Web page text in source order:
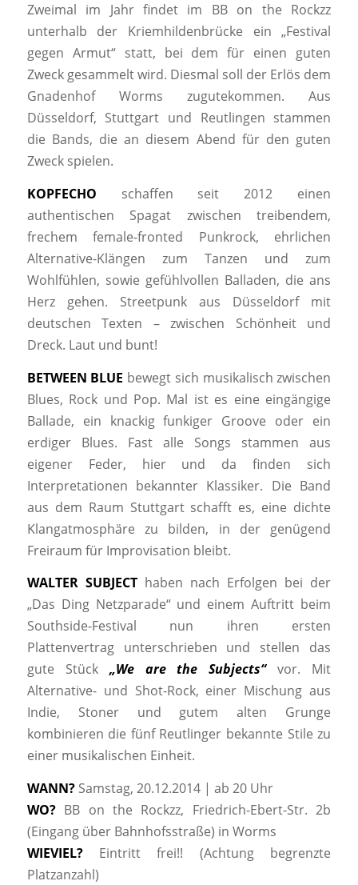
Zweimal im Jahr findet im BB on the Rockzz
unterhalb der Kriemhildenbrücke ein „Festival
gegen Armut“ statt, bei dem für einen guten
Zweck gesammelt wird. Diesmal soll der Erlös dem
Gnadenhof Worms zugutekommen. Aus
Düsseldorf, Stuttgart und Reutlingen stammen
die Bands, die an diesem Abend für den guten
Zweck spielen.
KOPFECHO schaffen seit 2012 einen
authentischen Spagat zwischen treibendem,
frechem female-fronted Punkrock, ehrlichen
Alternative-Klängen zum Tanzen und zum
Wohlfühlen, sowie gefühlvollen Balladen, die ans
Herz gehen. Streetpunk aus Düsseldorf mit
deutschen Texten – zwischen Schönheit und
Dreck. Laut und bunt!
BETWEEN BLUE bewegt sich musikalisch zwischen
Blues, Rock und Pop. Mal ist es eine eingängige
Ballade, ein knackig funkiger Groove oder ein
erdiger Blues. Fast alle Songs stammen aus
eigener Feder, hier und da finden sich
Interpretationen bekannter Klassiker. Die Band
aus dem Raum Stuttgart schafft es, eine dichte
Klangatmosphäre zu bilden, in der genügend
Freiraum für Improvisation bleibt.
WALTER SUBJECThaben nach Erfolgen bei der
„Das Ding Netzparade“ und einem Auftritt beim
Southside-Festival nun ihren ersten
Plattenvertrag unterschrieben und stellen das
gute Stück„We are the Subjects“vor. Mit
Alternative- und Shot-Rock, einer Mischung aus
Indie, Stoner und gutem alten Grunge
kombinieren die fünf Reutlinger bekannte Stile zu
einer musikalischen Einheit.
WANN?Samstag, 20.12.2014 | ab 20 Uhr
WO?BB on the Rockzz, Friedrich-Ebert-Str. 2b
(Eingang über Bahnhofsstraße) in Worms
WIEVIEL?Eintritt frei!! (Achtung begrenzte
Platzanzahl)